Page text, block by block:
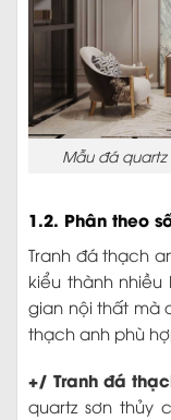
Mẫu đá
1.2. Phân theo
Tranh đá thạch
kiểu thành
gian nội thất mà
thạch anh phù
+/ Tranh đá
quartz sơn thủy